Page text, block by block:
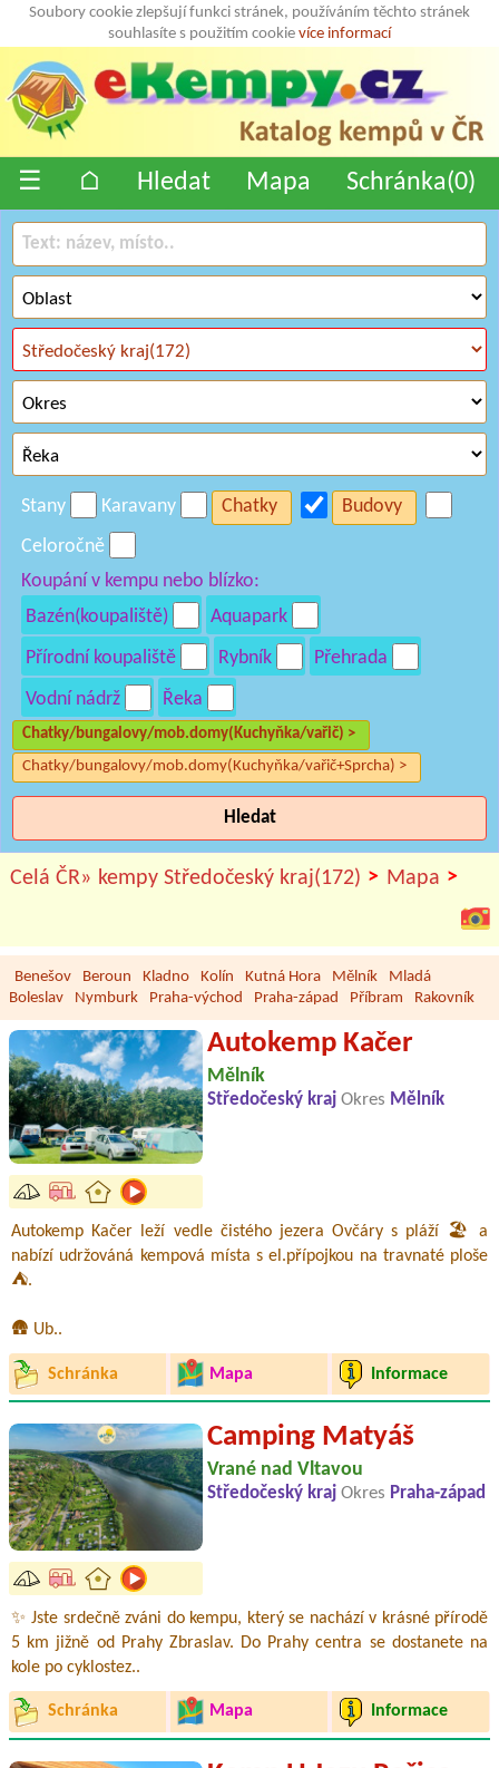
Soubory cookie zlepšují funkci stránek, používáním těchto stránek
souhlasíte s použitím cookie více informací
☰ ⌂ Hledat Mapa Schránka(0)
Stany Karavany Chatky
Budovy
Celoročně
Koupání v kempu nebo blízko:
Bazén(koupaliště)
Aquapark
Přírodní koupaliště
Rybník
Přehrada
Vodní nádrž
Řeka
Chatky/bungalovy/mob.domy(Kuchyňka/vařič) >
Chatky/bungalovy/mob.domy(Kuchyňka/vařič+Sprcha) >
Hledat
Celá ČR» kempy Středočeský kraj(172) > Mapa >
Benešov Beroun Kladno Kolín Kutná Hora Mělník
Mladá
Boleslav
Nymburk Praha-východ Praha-západ Příbram Rakovník
Autokemp Kačer
Mělník
Středočeský kraj Okres Mělník
Autokemp Kačer leží vedle čistého jezera Ovčáry s pláží 🏖️ a
nabízí udržováná kempová místa s el.přípojkou na travnaté ploše
⛺.
🛖 Ub..
Schránka Mapa Informace
Camping Matyáš
Vrané nad Vltavou
Středočeský kraj Okres Praha-západ
✨ Jste srdečně zváni do kempu, který se nachází v krásné přírodě
5 km jižně od Prahy Zbraslav. Do Prahy centra se dostanete na
kole po cyklostez..
Schránka Mapa Informace